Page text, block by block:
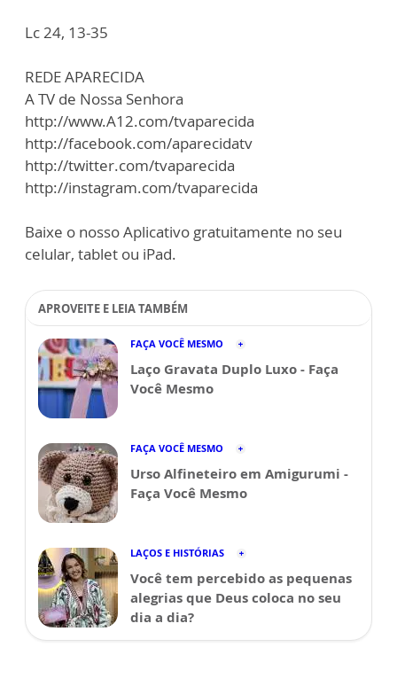
Lc 24, 13-35
REDE APARECIDA
A TV de Nossa Senhora
http://www.A12.com/tvaparecida
http://facebook.com/aparecidatv
http://twitter.com/tvaparecida
http://instagram.com/tvaparecida
Baixe o nosso Aplicativo gratuitamente no seu
celular, tablet ou iPad.
APROVEITE E LEIA TAMBÉM
FAÇA VOCÊ MESMO
Laço Gravata Duplo Luxo - Faça
Você Mesmo
FAÇA VOCÊ MESMO
Urso Alfineteiro em Amigurumi -
Faça Você Mesmo
LAÇOS E HISTÓRIAS
Você tem percebido as pequenas
alegrias que Deus coloca no seu
dia a dia?